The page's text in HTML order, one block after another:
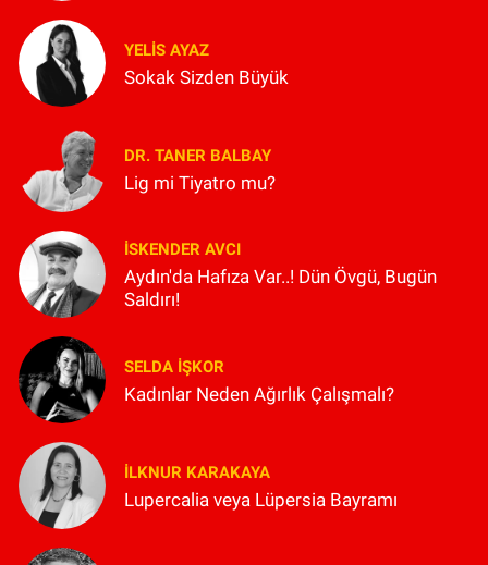
YELIS AYAZ
Sokak Sizden Büyük
DR. TANER BALBAY
Lig mi Tiyatro mu?
İSKENDER AVCI
Aydın'da Hafıza Var..! Dün Övgü, Bugün
Saldırı!
SELDA İŞKOR
Kadınlar Neden Ağırlık Çalışmalı?
İLKNUR KARAKAYA
Lupercalia veya Lüpersia Bayramı